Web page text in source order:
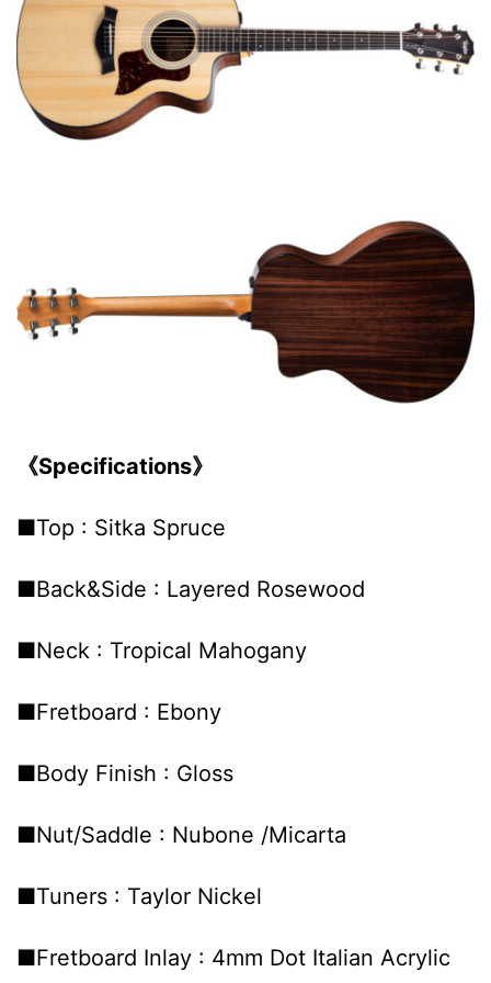
《Specifications》
■Top : Sitka Spruce
■Back&Side : Layered Rosewood
■Neck : Tropical Mahogany
■Fretboard : Ebony
■Body Finish : Gloss
■Nut/Saddle : Nubone /Micarta
■Tuners : Taylor Nickel
■Fretboard Inlay : 4mm Dot Italian Acrylic